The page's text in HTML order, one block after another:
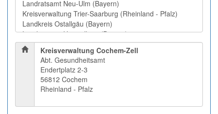
Kreisverwaltung Cochem-Zell
Abt. Gesundheitsamt
Endertplatz 2-3
56812 Cochem
Rheinland - Pfalz